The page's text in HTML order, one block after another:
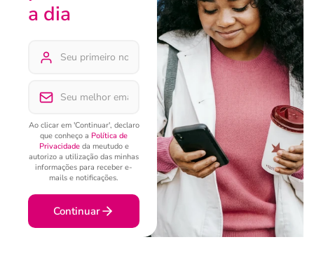
a dia
Ao clicar em 'Continuar', declaro
que conheço a Política de
Privacidadeda meutudo e
autorizo a utilização das minhas
informações para receber e-
mails e notificações.
Continuar